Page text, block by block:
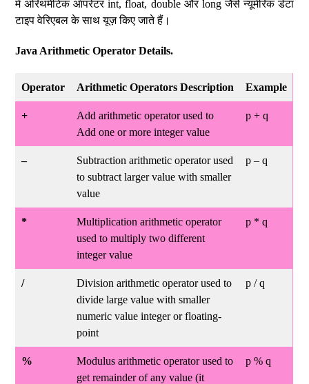
में अरिथमेटिक ऑपरेटर int, float, double और long जैसे न्यूमेरिक डेटा
टाइप वेरिएबल के साथ यूज़ किए जाते हैं।
Java Arithmetic Operator Details.
Operator Arithmetic Operators Description Example
+
Add arithmetic operator used to
Add one or more integer value
p + q
–
Subtraction arithmetic operator used
to subtract larger value with smaller
value
p – q
*
Multiplication arithmetic operator
used to multiply two different
integer value
p * q
/
Division arithmetic operator used to
divide large value with smaller
numeric value integer or floating-
point
p / q
%
Modulus arithmetic operator used to
get remainder of any value (it
p % q